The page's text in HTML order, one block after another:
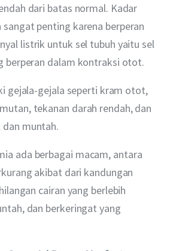
dari batas normal. Kadar
penting karena berperan
listrik untuk sel tubuh yaitu sel
berperan dalam kontraksi otot.
gejala-gejala seperti kram otot,
tekanan darah rendah, dan
muntah.
ada berbagai macam, antara
akibat dari kandungan
cairan yang berlebih
dan berkeringat yang